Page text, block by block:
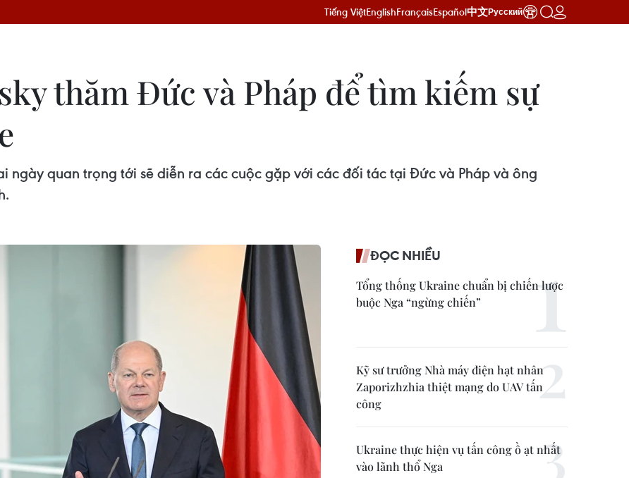
Tiếng ViệtEnglishFrançaisEspañol中文Русский
thăm Đức và Pháp để tìm kiếm sự
ngày quan trọng tới sẽ diễn ra các cuộc gặp với các đối tác tại Đức và Pháp và ông
ĐỌC NHIỀU
Tổng thống Ukraine chuẩn bị chiến lược
buộc Nga “ngừng chiến”
Kỹ sư trưởng Nhà máy điện hạt nhân
Zaporizhzhia thiệt mạng do UAV tấn
công
Ukraine thực hiện vụ tấn công ồ ạt nhất
vào lãnh thổ Nga